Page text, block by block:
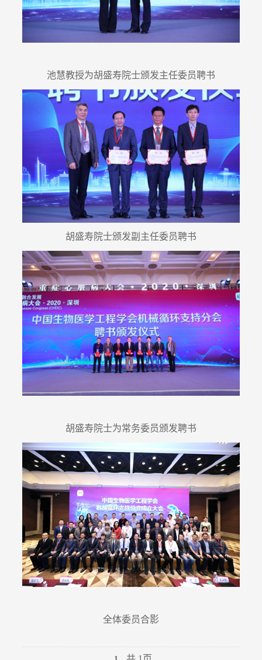
池慧教授为胡盛寿院士颁发主任委员聘书
胡盛寿院士颁发副主任委员聘书
胡盛寿院士为常务委员颁发聘书
全体委员合影